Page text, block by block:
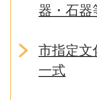
器・石器
市指定文
一式